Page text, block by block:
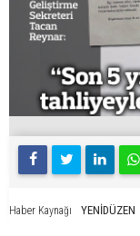
Haber Kaynağı YENİDÜZEN